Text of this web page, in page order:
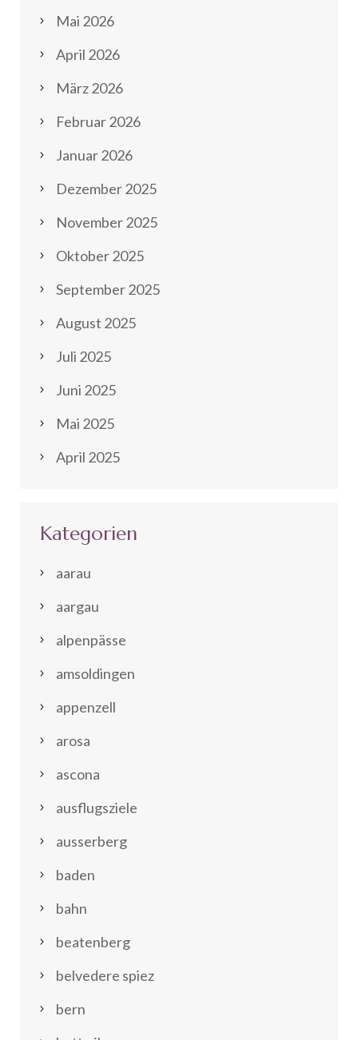
Mai 2026
April 2026
März 2026
Februar 2026
Januar 2026
Dezember 2025
November 2025
Oktober 2025
September 2025
August 2025
Juli 2025
Juni 2025
Mai 2025
April 2025
Kategorien
aarau
aargau
alpenpässe
amsoldingen
appenzell
arosa
ascona
ausflugsziele
ausserberg
baden
bahn
beatenberg
belvedere spiez
bern